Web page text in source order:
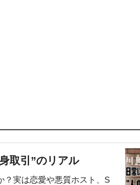
取引”のリアル
？実は恋愛や悪質ホスト、S